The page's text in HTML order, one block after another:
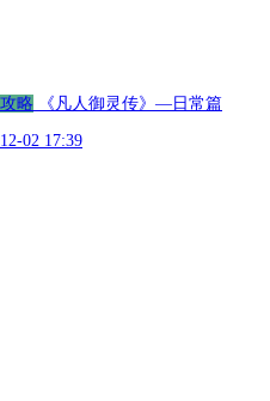
攻略 《凡人御灵传》—日常篇
12-02 17:39